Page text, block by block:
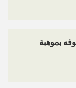
بموهبة